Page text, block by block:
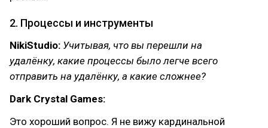
2. Процессы и инструменты
NikiStudio: Учитывая, что вы перешли на
удалёнку, какие процессы было легче всего
отправить на удалёнку, а какие сложнее?
Dark Crystal Games:
Это хороший вопрос. Я не вижу кардинальной